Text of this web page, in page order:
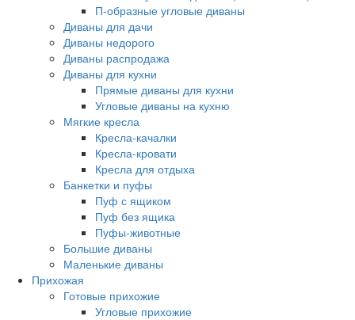
П-образные угловые диваны
Диваны для дачи
Диваны недорого
Диваны распродажа
Диваны для кухни
Прямые диваны для кухни
Угловые диваны на кухню
Мягкие кресла
Кресла-качалки
Кресла-кровати
Кресла для отдыха
Банкетки и пуфы
Пуф с ящиком
Пуф без ящика
Пуфы-животные
Большие диваны
Маленькие диваны
Прихожая
Готовые прихожие
Угловые прихожие